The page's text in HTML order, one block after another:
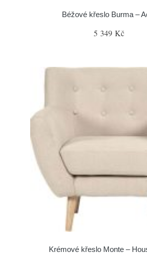
Béžové křeslo Burma –
5 349 Kč
Krémové křeslo Monte –